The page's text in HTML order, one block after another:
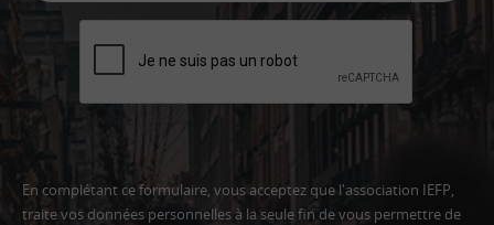
En complétant ce formulaire, vous acceptez que l'association IEFP,
traite vos données personnelles à la seule fin de vous permettre de